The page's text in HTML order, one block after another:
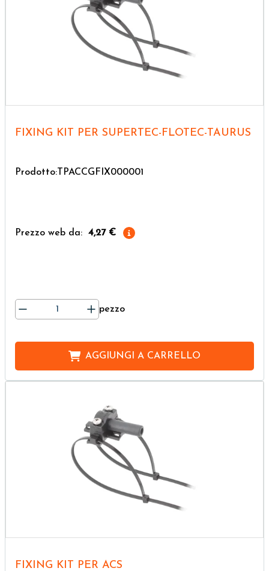
FIXING KIT PER SUPERTEC-FLOTEC-TAURUS
Prodotto:TPACCGFIX000001
Prezzo web da: 4,27 €
pezzo
AGGIUNGI A CARRELLO
FIXING KIT PER ACS